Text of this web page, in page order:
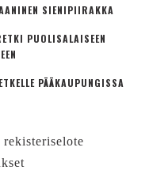
SIENIPIIRAKKA
PUOLISALAISEEN
PÄÄKAUPUNGISSA